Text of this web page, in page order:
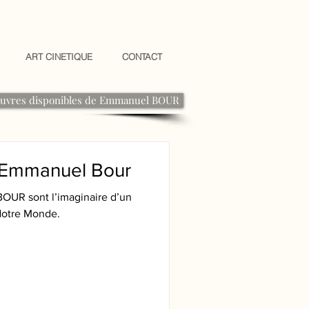
ART CINETIQUE CONTACT
disponibles de Emmanuel BOUR
Bour
sont l’imaginaire d’un
Monde.